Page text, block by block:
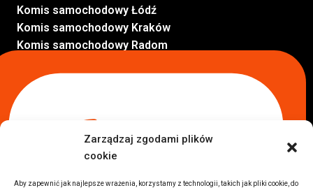
Zarządzaj zgodami plików
cookie
Aby zapewnić jak najlepsze wrażenia, korzystamy z technologii, takich jak pliki cookie, do
Komis samochodowy Łódź
Komis samochodowy Kraków
Komis samochodowy Radom
Komis samochodowy Opole
Komis samochodowy Lublin
Inne Lokalizacje
Auta z USA Rzeszów